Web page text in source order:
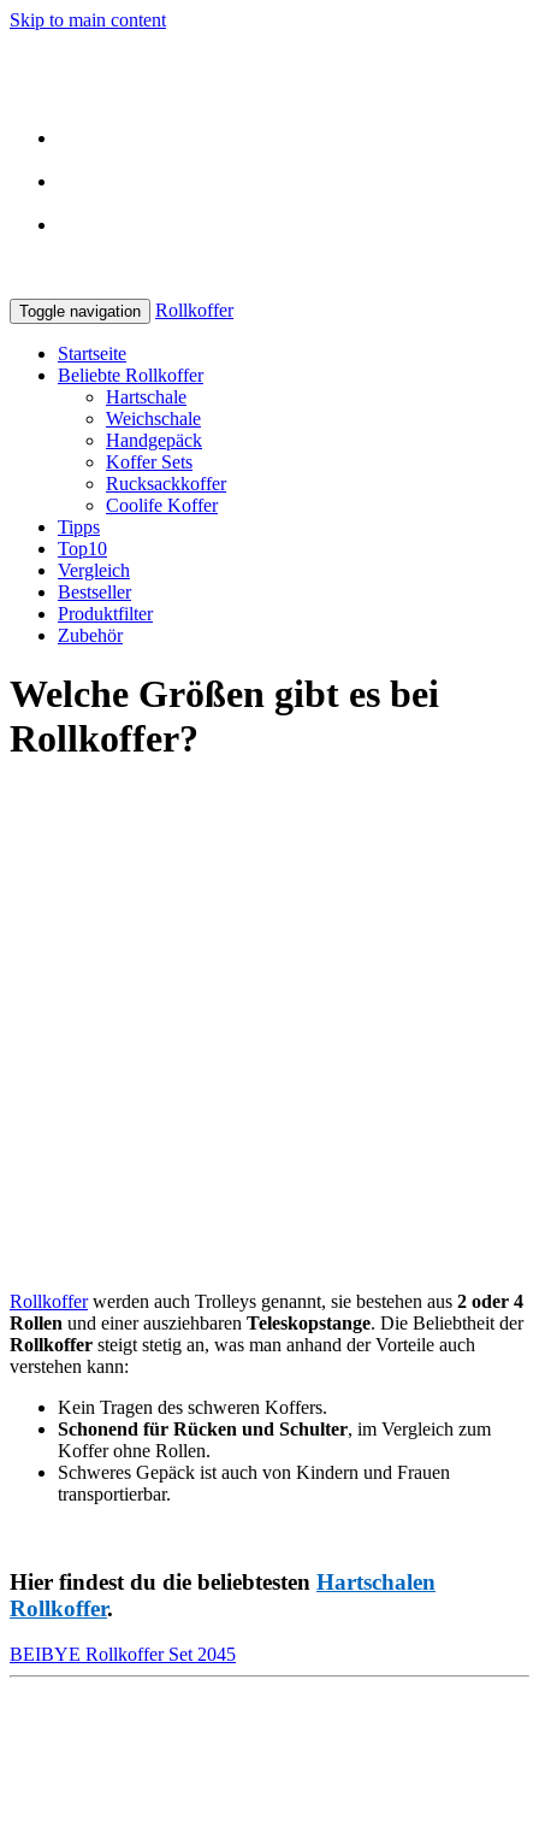
Skip to main content
Toggle navigation Rollkoffer
Startseite
Beliebte Rollkoffer
Hartschale
Weichschale
Handgepäck
Koffer Sets
Rucksackkoffer
Coolife Koffer
Tipps
Top10
Vergleich
Bestseller
Produktfilter
Zubehör
Welche Größen gibt es bei
Rollkoffer?
Rollkofferwerden auch Trolleys genannt, sie bestehen aus 2 oder 4
Rollen und einer ausziehbaren Teleskopstange. Die Beliebtheit der
Rollkoffer steigt stetig an, was man anhand der Vorteile auch
verstehen kann:
Kein Tragen des schweren Koffers.
Schonend für Rücken und Schulter, im Vergleich zum
Koffer ohne Rollen.
Schweres Gepäck ist auch von Kindern und Frauen
transportierbar.
Hier findest du die beliebtesten Hartschalen
Rollkoffer.
BEIBYE Rollkoffer Set 2045